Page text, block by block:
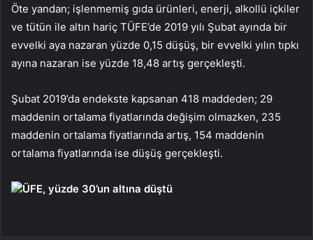
Öte yandan; işlenmemiş gıda ürünleri, enerji, alkollü içkiler
ve tütün ile altın hariç TÜFE’de 2019 yılı Şubat ayında bir
evvelki aya nazaran yüzde 0,15 düşüş, bir evvelki yılın tıpkı
ayına nazaran ise yüzde 18,48 artış gerçekleşti.
Şubat 2019’da endekste kapsanan 418 maddeden; 29
maddenin ortalama fiyatlarında değişim olmazken, 235
maddenin ortalama fiyatlarında artış, 154 maddenin
ortalama fiyatlarında ise düşüş gerçekleşti.
ÜFE, yüzde 30’un altına düştü